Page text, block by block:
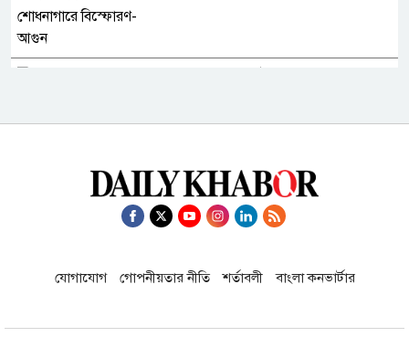
প্রদর্শনী ঘিরে প্রশ্ন
যোগাযোগ গোপনীয়তার নীতি শর্তাবলী বাংলা কনভার্টার